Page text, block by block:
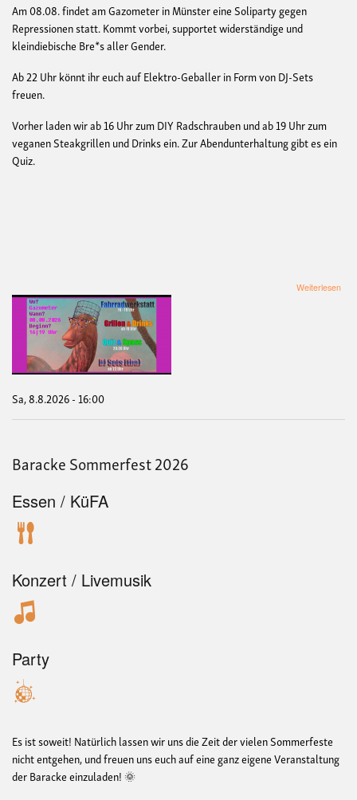
Am 08.08. findet am Gazometer in Münster eine Soliparty gegen
Repressionen statt. Kommt vorbei, supportet widerständige und
kleindiebische Bre*s aller Gender.
Ab 22 Uhr könnt ihr euch auf Elektro-Geballer in Form von DJ-Sets
freuen.
Vorher laden wir ab 16 Uhr zum DIY Radschrauben und ab 19 Uhr zum
veganen Steakgrillen und Drinks ein. Zur Abendunterhaltung gibt es ein
Quiz.
Weiterlesen
Sa, 8.8.2026 - 16:00
Baracke Sommerfest 2026
Essen / KüFA
Konzert / Livemusik
Party
Es ist soweit! Natürlich lassen wir uns die Zeit der vielen Sommerfeste
nicht entgehen, und freuen uns euch auf eine ganz eigene Veranstaltung
der Baracke einzuladen! 🌞